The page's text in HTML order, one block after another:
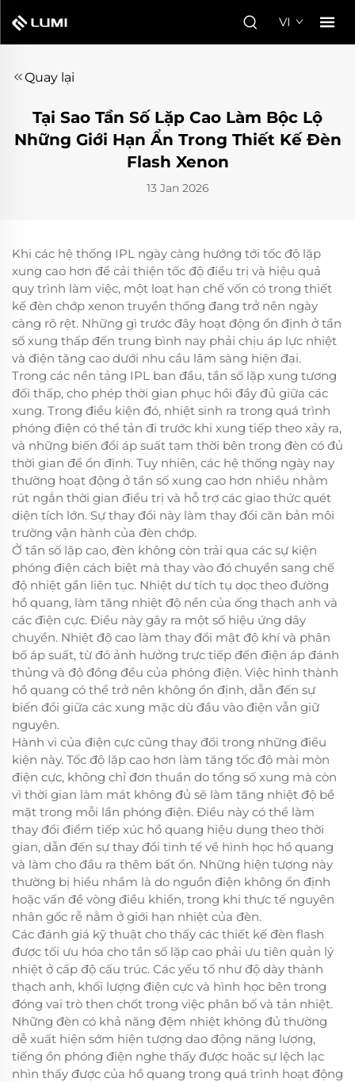
VI
Quay lại
Tại Sao Tần Số Lặp Cao Làm Bộc Lộ
Những Giới Hạn Ẩn Trong Thiết Kế Đèn
Flash Xenon
13 Jan 2026
Khi các hệ thống IPL ngày càng hướng tới tốc độ lặp
xung cao hơn để cải thiện tốc độ điều trị và hiệu quả
quy trình làm việc, một loạt hạn chế vốn có trong thiết
kế đèn chớp xenon truyền thống đang trở nên ngày
càng rõ rệt. Những gì trước đây hoạt động ổn định ở tần
số xung thấp đến trung bình nay phải chịu áp lực nhiệt
và điện tăng cao dưới nhu cầu lâm sàng hiện đại.
Trong các nền tảng IPL ban đầu, tần số lặp xung tương
đối thấp, cho phép thời gian phục hồi đầy đủ giữa các
xung. Trong điều kiện đó, nhiệt sinh ra trong quá trình
phóng điện có thể tản đi trước khi xung tiếp theo xảy ra,
và những biến đổi áp suất tạm thời bên trong đèn có đủ
thời gian để ổn định. Tuy nhiên, các hệ thống ngày nay
thường hoạt động ở tần số xung cao hơn nhiều nhằm
rút ngắn thời gian điều trị và hỗ trợ các giao thức quét
diện tích lớn. Sự thay đổi này làm thay đổi căn bản môi
trường vận hành của đèn chớp.
Ở tần số lặp cao, đèn không còn trải qua các sự kiện
phóng điện cách biệt mà thay vào đó chuyển sang chế
độ nhiệt gần liên tục. Nhiệt dư tích tụ dọc theo đường
hồ quang, làm tăng nhiệt độ nền của ống thạch anh và
các điện cực. Điều này gây ra một số hiệu ứng dây
chuyền. Nhiệt độ cao làm thay đổi mật độ khí và phân
bố áp suất, từ đó ảnh hưởng trực tiếp đến điện áp đánh
thủng và độ đồng đều của phóng điện. Việc hình thành
hồ quang có thể trở nên không ổn định, dẫn đến sự
biến đổi giữa các xung mặc dù đầu vào điện vẫn giữ
nguyên.
Hành vi của điện cực cũng thay đổi trong những điều
kiện này. Tốc độ lặp cao hơn làm tăng tốc độ mài mòn
điện cực, không chỉ đơn thuần do tổng số xung mà còn
vì thời gian làm mát không đủ sẽ làm tăng nhiệt độ bề
mặt trong mỗi lần phóng điện. Điều này có thể làm
thay đổi điểm tiếp xúc hồ quang hiệu dụng theo thời
gian, dẫn đến sự thay đổi tinh tế về hình học hồ quang
và làm cho đầu ra thêm bất ổn. Những hiện tượng này
thường bị hiểu nhầm là do nguồn điện không ổn định
hoặc vấn đề vòng điều khiển, trong khi thực tế nguyên
nhân gốc rễ nằm ở giới hạn nhiệt của đèn.
Các đánh giá kỹ thuật cho thấy các thiết kế đèn flash
được tối ưu hóa cho tần số lặp cao phải ưu tiên quản lý
nhiệt ở cấp độ cấu trúc. Các yếu tố như độ dày thành
thạch anh, khối lượng điện cực và hình học bên trong
đóng vai trò then chốt trong việc phân bố và tản nhiệt.
Những đèn có khả năng đệm nhiệt không đủ thường
dễ xuất hiện sớm hiện tượng dao động năng lượng,
tiếng ồn phóng điện nghe thấy được hoặc sự lệch lạc
nhìn thấy được của hồ quang trong quá trình hoạt động